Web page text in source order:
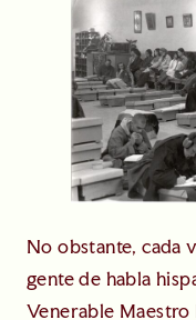
No obstante, cada
gente de habla
Venerable Maestro